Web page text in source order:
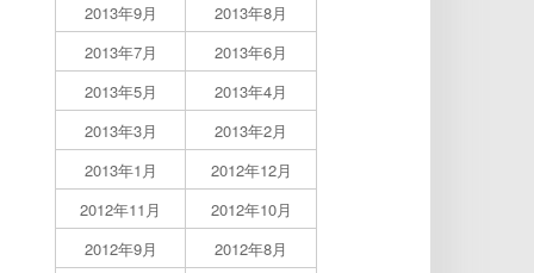
2013年9月
2013年8月
2013年7月
2013年6月
2013年5月
2013年4月
2013年3月
2013年2月
2013年1月
2012年12月
2012年11月
2012年10月
2012年9月
2012年8月